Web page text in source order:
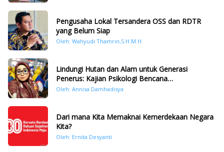
Pengusaha Lokal Tersandera OSS dan RDTR
yang Belum Siap
Oleh: Wahyudi Thamrin,S.H.M.H.
Lindungi Hutan dan Alam untuk Generasi
Penerus: Kajian Psikologi Bencana
Hidrometeorologi di Sumatera Pasca Tragedi
Oleh: Annisa Damhadisya
Dari mana Kita Memaknai Kemerdekaan Negara
Kita?
Oleh: Ernita Desyanti